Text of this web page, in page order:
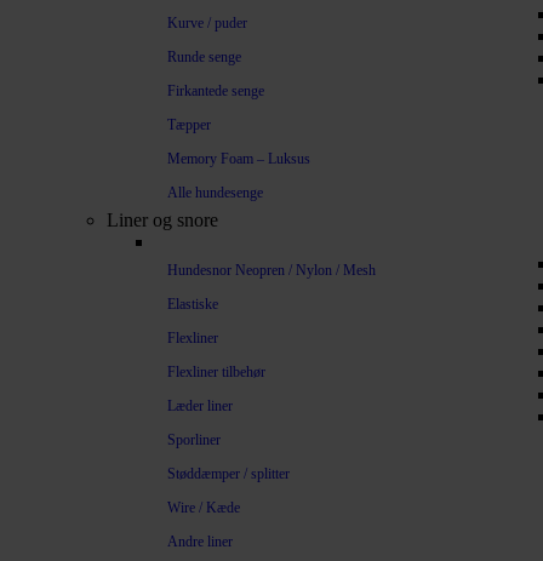
Kurve / puder
Runde senge
Firkantede senge
Tæpper
Memory Foam – Luksus
Alle hundesenge
Liner og snore
Hundesnor Neopren / Nylon / Mesh
Elastiske
Flexliner
Flexliner tilbehør
Læder liner
Sporliner
Støddæmper / splitter
Wire / Kæde
Andre liner